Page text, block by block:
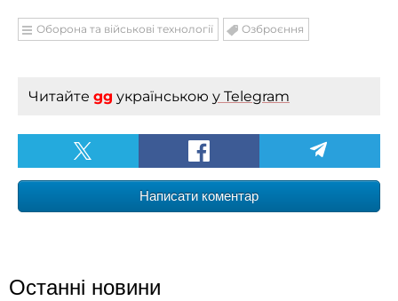
Оборона та військові технології Озброєння
Читайте gg українською у Telegram
Написати коментар
Останні новини